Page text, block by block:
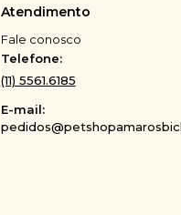
Atendimento
Fale conosco
Telefone:
(11) 5561.6185
E-mail: